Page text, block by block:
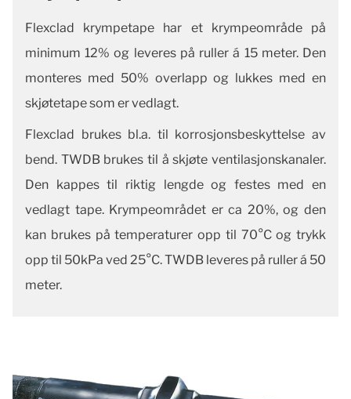
Flexclad krympetape har et krympeområde på
minimum 12% og leveres på ruller á 15 meter. Den
monteres med 50% overlapp og lukkes med en
skjøtetape som er vedlagt.
Flexclad brukes bl.a. til korrosjonsbeskyttelse av
bend. TWDB brukes til å skjøte ventilasjonskanaler.
Den kappes til riktig lengde og festes med en
vedlagt tape. Krympeområdet er ca 20%, og den
kan brukes på temperaturer opp til 70°C og trykk
opp til 50kPa ved 25°C. TWDB leveres på ruller á 50
meter.